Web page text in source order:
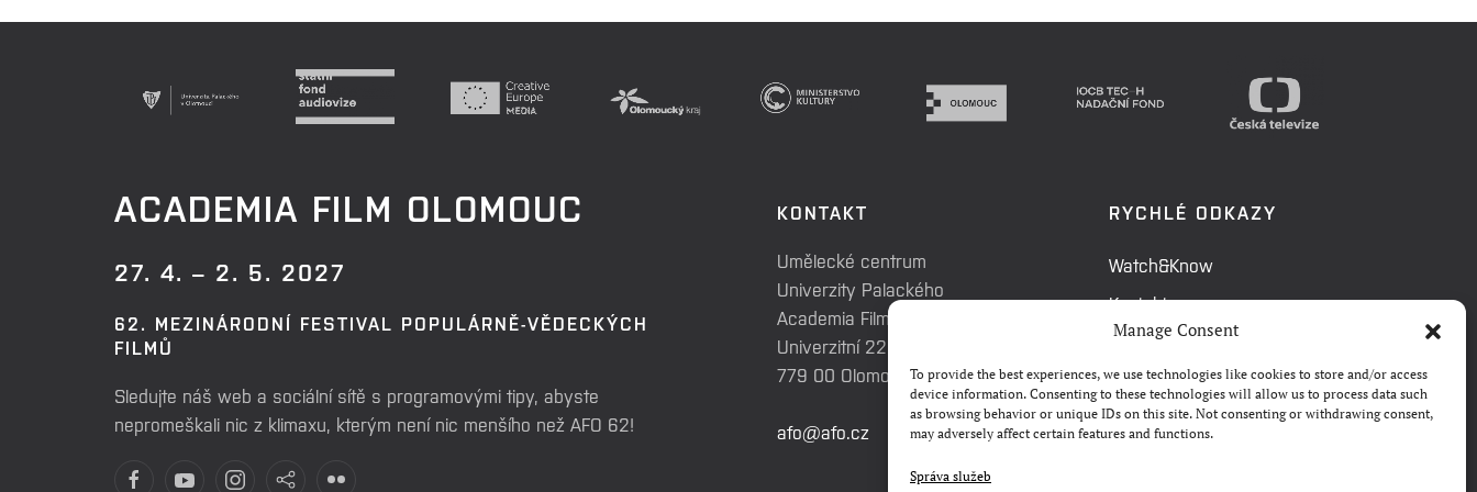
Manage Consent
To provide the best experiences, we use technologies like cookies to store and/or access
device information. Consenting to these technologies will allow us to process data such
as browsing behavior or unique IDs on this site. Not consenting or withdrawing consent,
may adversely affect certain features and functions.
Správa služeb
ACADEMIA FILM OLOMOUC
27. 4. – 2. 5. 2027
62. MEZINÁRODNÍ FESTIVAL POPULÁRNĚ-VĚDECKÝCH
FILMŮ
Sledujte náš web a sociální sítě s programovými tipy, abyste
nepromeškali nic z klimaxu, kterým není nic menšího než AFO 62!
KONTAKT
Umělecké centrum
Univerzity Palackého
Academia Film Olomouc
Univerzitní 225/3
779 00 Olomouc
afo@afo.cz
RYCHLÉ ODKAZY
Watch&Know
Kontakty
FAQ
Camp 4Science
Materiály pro média